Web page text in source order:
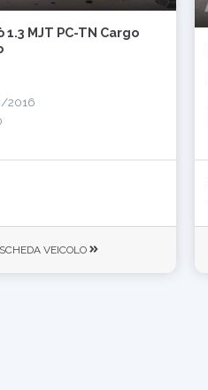
1.3 MJT PC-TN Cargo
2016
SCHEDA VEICOLO